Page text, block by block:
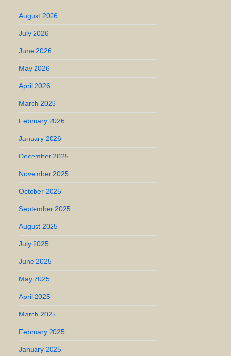
August 2026
July 2026
June 2026
May 2026
April 2026
March 2026
February 2026
January 2026
December 2025
November 2025
October 2025
September 2025
August 2025
July 2025
June 2025
May 2025
April 2025
March 2025
February 2025
January 2025